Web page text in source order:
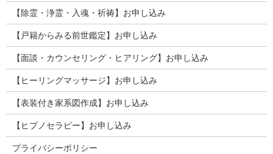
【除霊・浄霊・入魂・祈祷】お申し込み
【戸籍からみる前世鑑定】お申し込み
【面談・カウンセリング・ヒアリング】お申し込み
【ヒーリングマッサージ】お申し込み
【表装付き家系図作成】お申し込み
【ヒプノセラピー】お申し込み
プライバシーポリシー